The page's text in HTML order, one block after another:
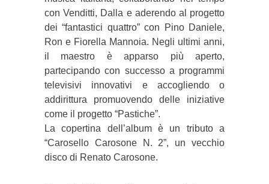
con Venditti, Dalla e aderendo al progetto
dei “fantastici quattro” con Pino Daniele,
Ron e Fiorella Mannoia. Negli ultimi anni,
il maestro è apparso più aperto,
partecipando con successo a programmi
televisivi innovativi e accogliendo o
addirittura promuovendo delle iniziative
come il progetto “Pastiche”.
La copertina dell’album è un tributo a
“Carosello Carosone N. 2”, un vecchio
disco di Renato Carosone.